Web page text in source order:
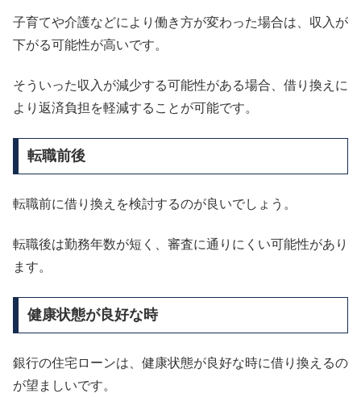
子育てや介護などにより働き方が変わった場合は、収入が
下がる可能性が高いです。
そういった収入が減少する可能性がある場合、借り換えに
より返済負担を軽減することが可能です。
転職前後
転職前に借り換えを検討するのが良いでしょう。
転職後は勤務年数が短く、審査に通りにくい可能性があり
ます。
健康状態が良好な時
銀行の住宅ローンは、健康状態が良好な時に借り換えるの
が望ましいです。